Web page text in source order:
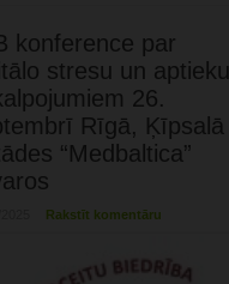
konference par
stresu un aptieku
26.
Rīgā, Ķīpsalā
“Medbaltica”
Rakstīt komentāru